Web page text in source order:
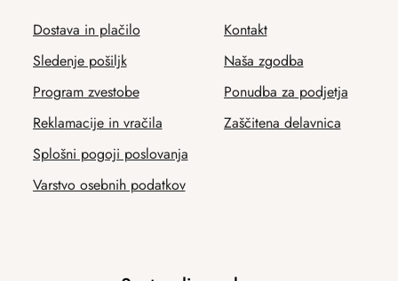
Dostava in plačilo
Sledenje pošiljk
Program zvestobe
Reklamacije in vračila
Splošni pogoji poslovanja
Varstvo osebnih podatkov
Kontakt
Naša zgodba
Ponudba za podjetja
Zaščitena delavnica